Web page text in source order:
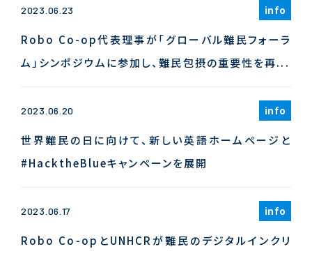
2023.06.23 info
Robo Co-op代表理事が「グローバル難民フォーラ
ム」シンポジウムに参加し、難民包摂の重要性を再...
2023.06.20 info
世界難民の日に向けて、新しい英語ホームページと
#HacktheBlueキャンペーンを展開
2023.06.17 info
Robo Co-opとUNHCRが難民のデジタルインクリ